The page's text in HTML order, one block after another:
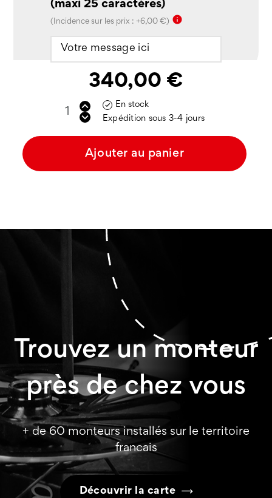
(maxi 25 caractères)
(Incidence sur les prix : +6,00 €) info
340,00 €

En stock
Expédition sous 3-4 jours
Ajouter au panier
Trouvez un monteur
près de chez vous
+ de 60 monteurs installés sur le territoire
francais
Découvrir la carte